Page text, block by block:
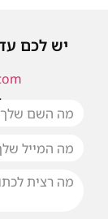
יש לכם
או